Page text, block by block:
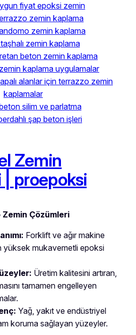
fiyat epoksi zemin
zemin kaplama
zemin kaplama
zemin kaplama
beton zemin kaplama
kaplama uygulamalar
alanlar için terrazzo zemin
kaplamalar
silim ve parlatma
şap beton işleri
Zemin
| proepoksi
Zemin Çözümleri
Forklift ve ağır makine
yüksek mukavemetli epoksi
Üretim kalitesini artıran,
tamamen engelleyen
Yağ, yakıt ve endüstriyel
koruma sağlayan yüzeyler.